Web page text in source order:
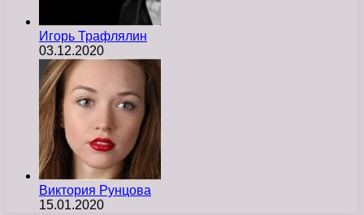
Игорь Трафлялин
03.12.2020
Виктория Рунцова
15.01.2020